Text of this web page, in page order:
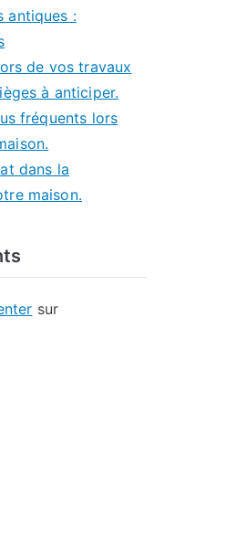
antiques :
de vos travaux
à anticiper.
fréquents lors
dans la
maison.
sur